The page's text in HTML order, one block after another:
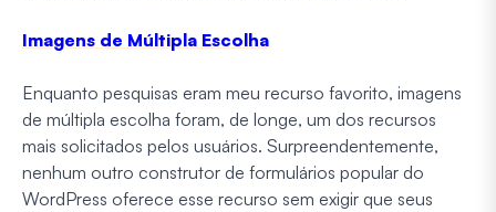
Imagens de Múltipla Escolha
Enquanto pesquisas eram meu recurso favorito, imagens
de múltipla escolha foram, de longe, um dos recursos
mais solicitados pelos usuários. Surpreendentemente,
nenhum outro construtor de formulários popular do
WordPress oferece esse recurso sem exigir que seus